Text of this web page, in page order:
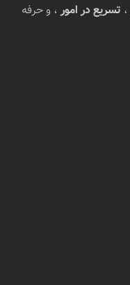
، تسریع در امور ، و حرفه